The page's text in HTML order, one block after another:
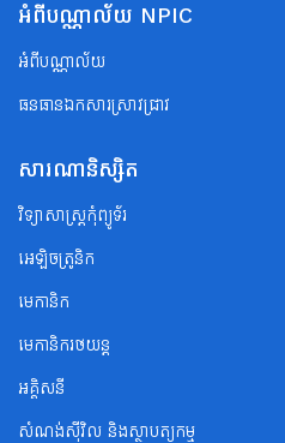
អំពីបណ្ណាល័យ NPIC
អំពីបណ្ណាល័យ
ធនធានឯកសារស្រាវជ្រាវ
សារណានិស្សិត
វិទ្យាសាស្ត្រកុំព្យូទ័រ
អេឡិចត្រូនិក
មេកានិក
មេកានិករថយន្ត
អគ្គិសនី
សំណង់ស៊ីវិល និងស្ថាបត្យកម្ម